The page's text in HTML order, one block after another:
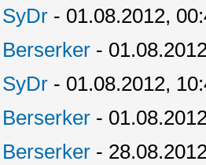
SyDr - 01.08.2012,
Berserker -
SyDr - 01.08.2012,
Berserker -
Berserker -